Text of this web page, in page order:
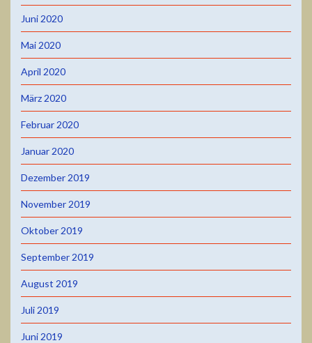
Juni 2020
Mai 2020
April 2020
März 2020
Februar 2020
Januar 2020
Dezember 2019
November 2019
Oktober 2019
September 2019
August 2019
Juli 2019
Juni 2019